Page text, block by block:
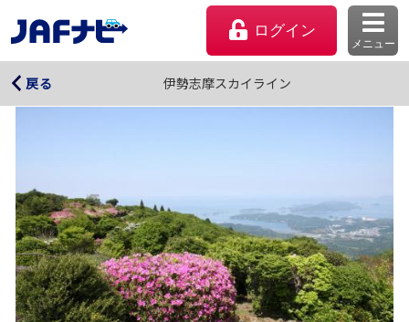
ログイン
メニュー
マイページ
戻る 伊勢志摩スカイライン
伊勢志摩スカイライン